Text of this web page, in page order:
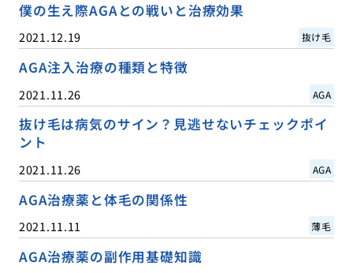
僕の生え際AGAとの戦いと治療効果
2021.12.19 抜け毛
AGA注入治療の種類と特徴
2021.11.26 AGA
抜け毛は病気のサイン？見逃せないチェックポイ
ント
2021.11.26 AGA
AGA治療薬と体毛の関係性
2021.11.11 薄毛
AGA治療薬の副作用基礎知識